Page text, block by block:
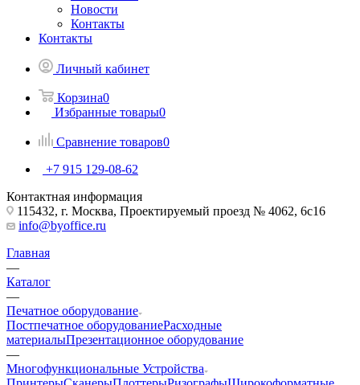
Новости
Контакты
Контакты
Личный кабинет
Корзина0
Избранные товары0
Сравнение товаров0
+7 915 129-08-62
Контактная информация
115432, г. Москва, Проектируемый проезд № 4062, 6с16
info@byoffice.ru
Главная
—
Каталог
—
Печатное оборудование
Постпечатное оборудованиеРасходные
материалыПрезентационное оборудование
—
Многофункциональные Устройства